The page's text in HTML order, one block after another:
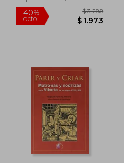
40%
Libro De Cartón, Nuevo